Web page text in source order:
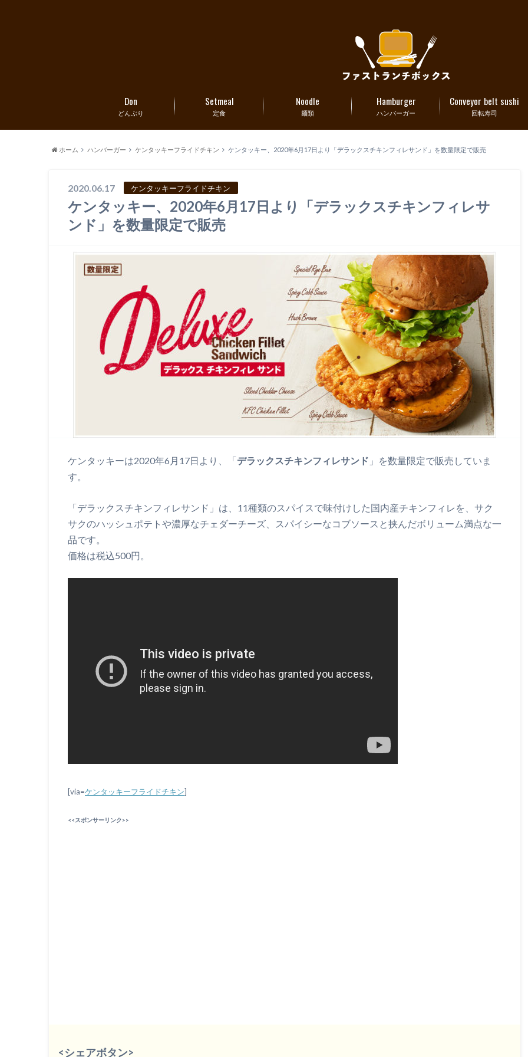
どんぶり
Don
定食
Setmeal
麺類
Noodle
ハンバーガー
Hamburger
回転寿司
Conveyor belt sushi
ホーム ハンバーガー ケンタッキーフライドチキン ケンタッキー、2020年6月17日より「デラックスチキンフィレサンド」を数量限定で販売
2020.06.17 ケンタッキーフライドチキン
ケンタッキー、2020年6月17日より「デラックスチキンフィレサ
ンド」を数量限定で販売
ケンタッキーは2020年6月17日より、「デラックスチキンフィレサンド 」を数量限定で販売していま
す。
「デラックスチキンフィレサンド」は、11種類のスパイスで味付けした国内産チキンフィレを、サク
サクのハッシュポテトや濃厚なチェダーチーズ、スパイシーなコブソースと挟んだボリューム満点な一
品です。
価格は税込500円。
[via=ケンタッキーフライドチキン]
<<スポンサーリンク>>
<シェアボタン>